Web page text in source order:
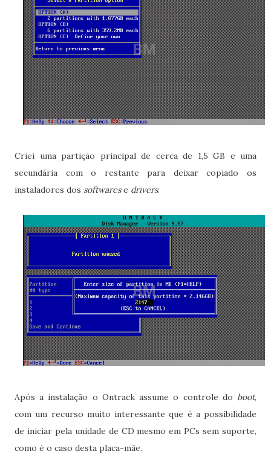
Criei uma partição principal de cerca de 1,5 GB e uma
secundária com o restante para deixar copiado os
instaladores dos softwarese drivers.
Após a instalação o Ontrack assume o controle do boot,
com um recurso muito interessante que é a possibilidade
de iniciar pela unidade de CD mesmo em PCs sem suporte,
como é o caso desta placa-mãe.